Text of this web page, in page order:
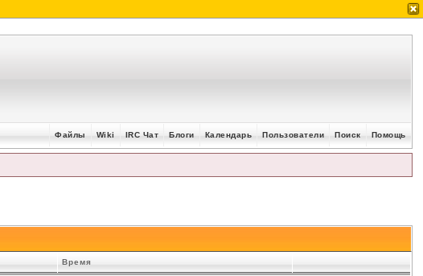
Помощь
Поиск
Пользователи
Календарь
Блоги
IRC Чат
Wiki
Файлы
Время